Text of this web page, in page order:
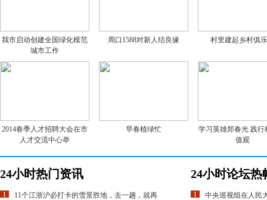
我市启动创建全国绿化模范
城市工作
周口1588对新人结良缘 村里建起乡村俱
2014春季人才招聘大会在市
人才交流中心举
早春植绿忙
学习英雄郑春光 践行
值观
24小时热门资讯
11个江浙沪必打卡的雪景胜地，去一趟，就再
24小时论坛热
中央巡视组在人民